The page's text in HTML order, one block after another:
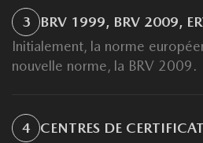
3
BRV 1999, BRV 2009,
Initialement, la norme
nouvelle norme, la BRV 2009.
4
CENTRES DE